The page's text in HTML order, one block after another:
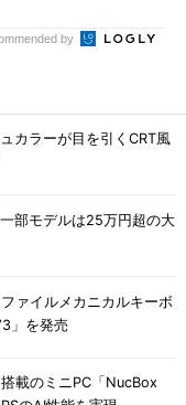
by
カラーが目を引くCRT風
部モデルは25万円超の大
ァイルメカニカルキーボ
」を発売
載のミニPC「NucBox